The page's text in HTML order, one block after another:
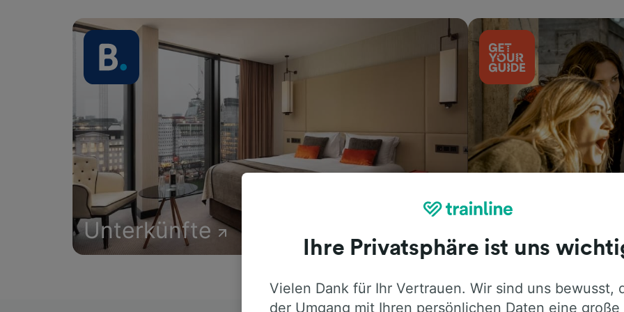
Unterkünfte
Ihre Privatsphäre ist uns
Vielen Dank für Ihr Vertrauen. Wir sind uns bewusst,
der Umgang mit Ihren persönlichen Daten eine große